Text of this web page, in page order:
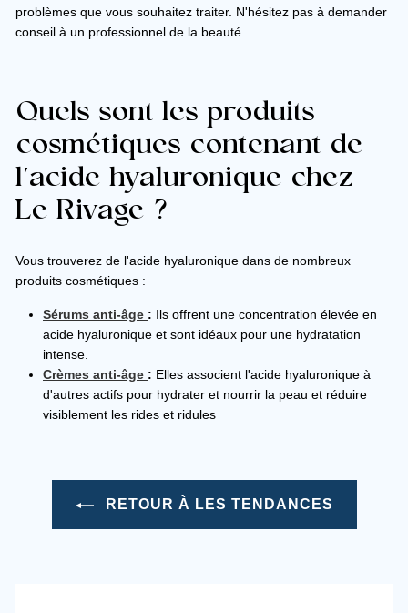
problèmes que vous souhaitez traiter. N'hésitez pas à demander
conseil à un professionnel de la beauté.
Quels sont les produits
cosmétiques contenant de
l'acide hyaluronique chez
Le Rivage ?
Vous trouverez de l'acide hyaluronique dans de nombreux
produits cosmétiques :
Sérums anti-âge : Ils offrent une concentration élevée en
acide hyaluronique et sont idéaux pour une hydratation
intense.
Crèmes anti-âge : Elles associent l'acide hyaluronique à
d'autres actifs pour hydrater et nourrir la peau et réduire
visiblement les rides et ridules
RETOUR À LES TENDANCES